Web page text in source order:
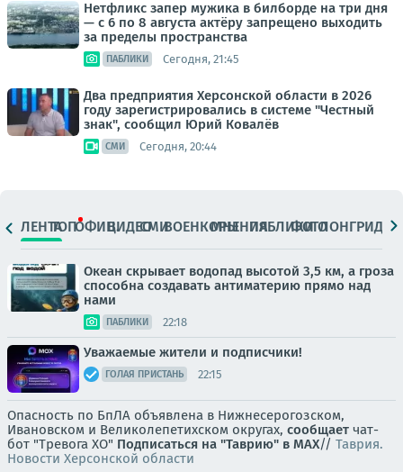
Нетфликс запер мужика в билборде на три дня
— с 6 по 8 августа актёру запрещено выходить
за пределы пространства
ПАБЛИКИ Сегодня, 21:45
Два предприятия Херсонской области в 2026
году зарегистрировались в системе "Честный
знак", сообщил Юрий Ковалёв
СМИ Сегодня, 20:44
ЛЕНТАТОПОФИЦ.ВИДЕОСМИВОЕНКОРЫМНЕНИЯПАБЛИКИ
ФОТОЛОНГРИДЫ
Океан скрывает водопад высотой 3,5 км, а гроза
способна создавать антиматерию прямо над
нами
ПАБЛИКИ 22:18
Уважаемые жители и подписчики!
ГОЛАЯ ПРИСТАНЬ 22:15
Опасность по БпЛА объявлена в Нижнесерогозском,
Ивановском и Великолепетихском округах, сообщает чат-
бот "Тревога ХО" Подписаться на "Таврию" в MAX// Таврия.
Новости Херсонской области